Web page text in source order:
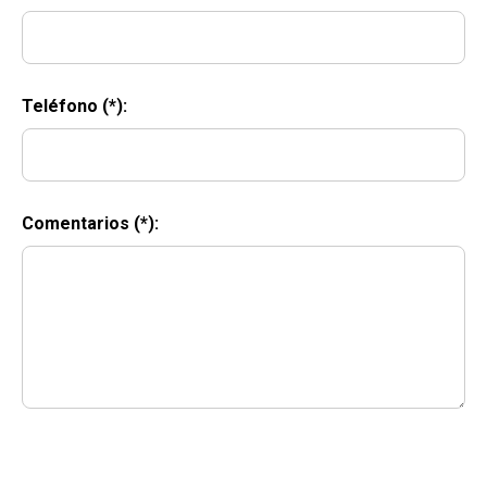
Teléfono (*):
Comentarios (*):